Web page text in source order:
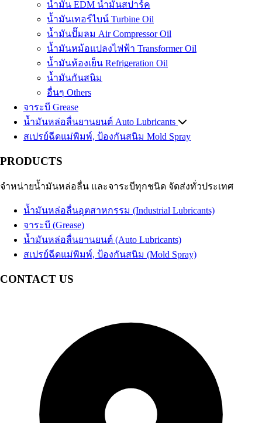
น้ำมัน EDM น้ำมันสปาร์ค
น้ำมันเทอร์ไบน์ Turbine Oil
น้ำมันปั๊มลม Air Compressor Oil
น้ำมันหม้อแปลงไฟฟ้า Transformer Oil
น้ำมันห้องเย็น Refrigeration Oil
น้ำมันกันสนิม
อื่นๆ Others
จาระบี Grease
น้ำมันหล่อลื่นยานยนต์ Auto Lubricants
น้ำมันเครื่องเบนซินGasoline Engine Oil
น้ำมันเกียร์และน้ำมันเฟืองท้าย
น้ำมันเบรก
Brake Fluid
Coolant น้ำยาหม้อน้ำรถยนต์ น้ำยาหล่อเย็นสำเร็จรูป
อื่นๆ Others
สเปรย์ฉีดแม่พิมพ์, ป้องกันสนิม Mold Spray
PRODUCTS
จำหน่ายน้ำมันหล่อลื่น และจาระบีทุกชนิด จัดส่งทั่วประเทศ
น้ำมันหล่อลื่นอุตสาหกรรม (Industrial Lubricants)
จาระบี (Grease)
น้ำมันหล่อลื่นยานยนต์ (Auto Lubricants)
สเปรย์ฉีดแม่พิมพ์, ป้องกันสนิม (Mold Spray)
CONTACT US